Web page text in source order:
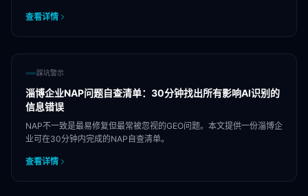
查看详情
踩坑警示
淄博企业NAP问题自查清单：30分钟找出所有影响AI识别的
信息错误
NAP不一致是最易修复但最常被忽视的GEO问题。本文提供一份淄博企
业可在30分钟内完成的NAP自查清单。
查看详情